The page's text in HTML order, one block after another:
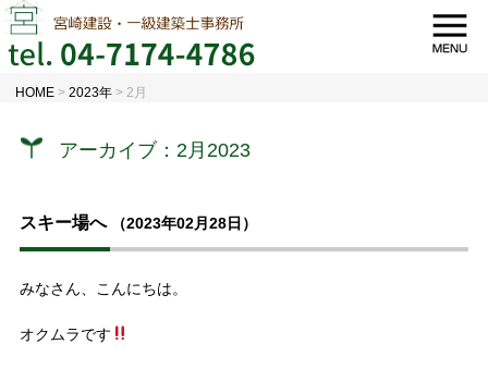
HOME >2023年 > 2月
アーカイブ：2月2023
スキー場へ （2023年02月28日）
みなさん、こんにちは。
オクムラです